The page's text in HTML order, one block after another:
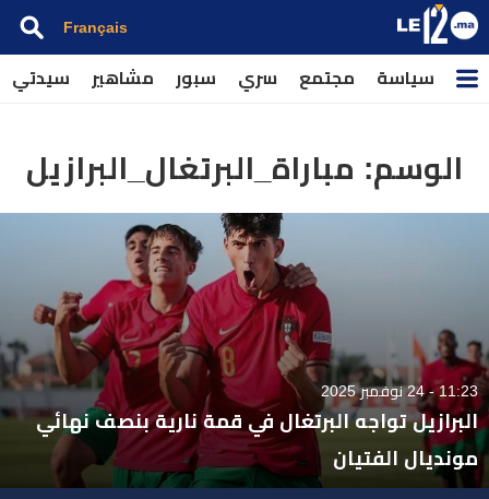
Français
سياسة مجتمع سري سبور مشاهير سيدتي
الوسم: مباراة_البرتغال_البرازيل
11:23 - 24 نوفمبر 2025
البرازيل تواجه البرتغال في قمة نارية بنصف نهائي
مونديال الفتيان